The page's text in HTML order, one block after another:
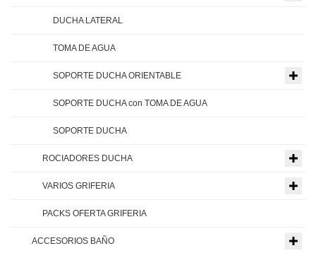
DUCHA LATERAL
TOMA DE AGUA
SOPORTE DUCHA ORIENTABLE
SOPORTE DUCHA con TOMA DE AGUA
SOPORTE DUCHA
ROCIADORES DUCHA
VARIOS GRIFERIA
PACKS OFERTA GRIFERIA
ACCESORIOS BAÑO